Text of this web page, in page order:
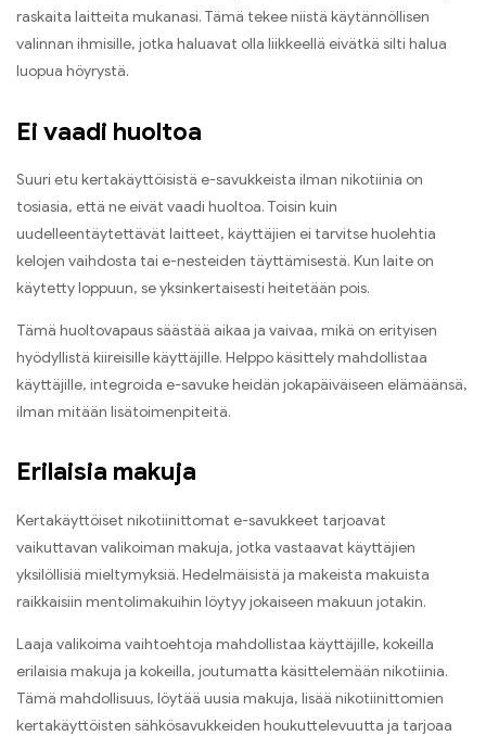
raskaita laitteita mukanasi. Tämä tekee niistä käytännöllisen
valinnan ihmisille, jotka haluavat olla liikkeellä eivätkä silti halua
luopua höyrystä.
Ei vaadi huoltoa
Suuri etu kertakäyttöisistä e-savukkeista ilman nikotiinia on
tosiasia, että ne eivät vaadi huoltoa. Toisin kuin
uudelleentäytettävät laitteet, käyttäjien ei tarvitse huolehtia
kelojen vaihdosta tai e-nesteiden täyttämisestä. Kun laite on
käytetty loppuun, se yksinkertaisesti heitetään pois.
Tämä huoltovapaus säästää aikaa ja vaivaa, mikä on erityisen
hyödyllistä kiireisille käyttäjille. Helppo käsittely mahdollistaa
käyttäjille, integroida e-savuke heidän jokapäiväiseen elämäänsä,
ilman mitään lisätoimenpiteitä.
Erilaisia ​​makuja
Kertakäyttöiset nikotiinittomat e-savukkeet tarjoavat
vaikuttavan valikoiman makuja, jotka vastaavat käyttäjien
yksilöllisiä mieltymyksiä. Hedelmäisistä ja makeista makuista
raikkaisiin mentolimakuihin löytyy jokaiseen makuun jotakin.
Laaja valikoima vaihtoehtoja mahdollistaa käyttäjille, kokeilla
erilaisia ​​makuja ja kokeilla, joutumatta käsittelemään nikotiinia.
Tämä mahdollisuus, löytää uusia makuja, lisää nikotiinittomien
kertakäyttöisten sähkösavukkeiden houkuttelevuutta ja tarjoaa